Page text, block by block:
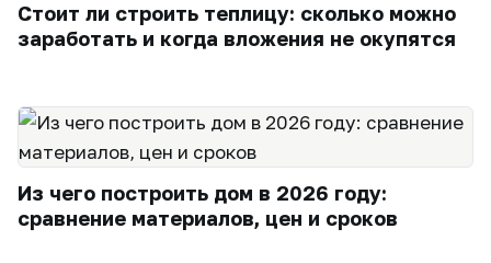
Стоит ли строить теплицу: сколько можно
заработать и когда вложения не окупятся
Из чего построить дом в 2026 году:
сравнение материалов, цен и сроков